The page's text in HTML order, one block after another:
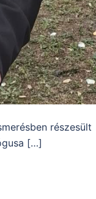
részesült
[…]